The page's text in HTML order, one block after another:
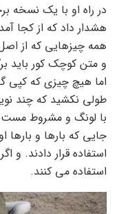
در راه او با یک نسخه
هشدار داد که از کجا
همه چیزهایی که از
و متن کوچک کور باید
اما هیچ چیزی که کپی
طولی نکشید که چند
با لونگ و مشروط مست
جایی که بارها و بارها
استفاده قرار دادند. و
استفاده می کنند.